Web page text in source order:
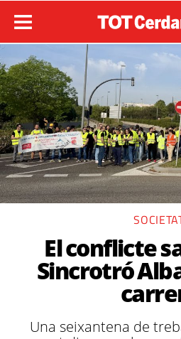
El conflicte
Sincrotró
Una seixantena de